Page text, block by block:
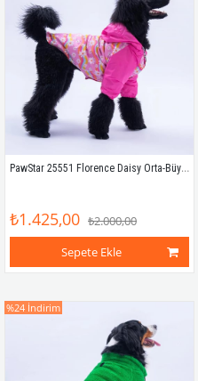
PawStar 25551 Florence Daisy Orta-Büyük Irk Köpek Yağmurluk
₺1.425,00 ₺2.000,00
Sepete Ekle
%24 İndirim